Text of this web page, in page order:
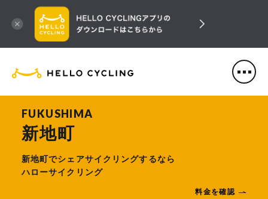
HELLO CYCLING（ハローサ
FUKUSHIMA
新地町
新地町でシェアサイクリングするなら
ハローサイクリング
料金を確認